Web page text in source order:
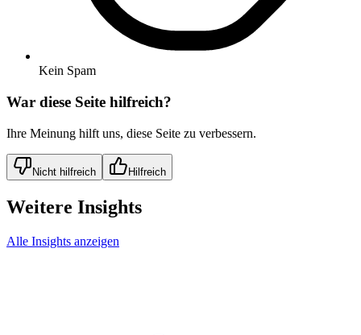
Kein Spam
War diese Seite hilfreich?
Ihre Meinung hilft uns, diese Seite zu verbessern.
Nicht hilfreich Hilfreich
Weitere Insights
Alle Insights anzeigen